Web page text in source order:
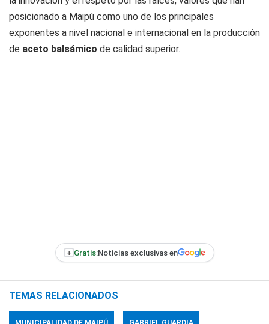
posicionado a Maipú como uno de los principales
exponentes a nivel nacional e internacional en la producción
de aceto balsámico de calidad superior.
+ Gratis:Noticias exclusivas en
TEMAS RELACIONADOS